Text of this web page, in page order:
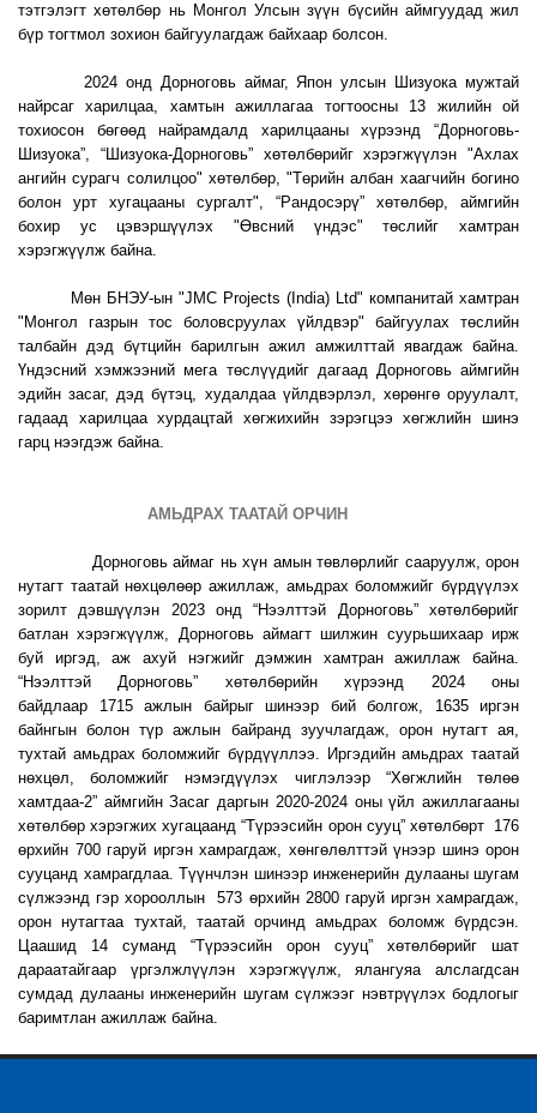
тэтгэлэгт хөтөлбөр нь Монгол Улсын зүүн бүсийн аймгуудад жил
бүр тогтмол зохион байгуулагдаж байхаар болсон.
2024 онд Дорноговь аймаг, Япон улсын Шизуока мужтай
найрсаг харилцаа, хамтын ажиллагаа тогтоосны 13 жилийн ой
тохиосон бөгөөд найрамдалд харилцааны хүрээнд “Дорноговь-
Шизуока”, “Шизуока-Дорноговь” хөтөлбөрийг хэрэгжүүлэн "Ахлах
ангийн сурагч солилцоо" хөтөлбөр, "Төрийн албан хаагчийн богино
болон урт хугацааны сургалт", “Рандосэрү” хөтөлбөр, аймгийн
бохир ус цэвэршүүлэх "Өвсний үндэс" төслийг хамтран
хэрэгжүүлж байна.
Мөн БНЭУ-ын "JMC Projects (India) Ltd" компанитай хамтран
"Монгол газрын тос боловсруулах үйлдвэр" байгуулах төслийн
талбайн дэд бүтцийн барилгын ажил амжилттай явагдаж байна.
Үндэсний хэмжээний мега төслүүдийг дагаад Дорноговь аймгийн
эдийн засаг, дэд бүтэц, худалдаа үйлдвэрлэл, хөрөнгө оруулалт,
гадаад харилцаа хурдацтай хөгжихийн зэрэгцээ хөгжлийн шинэ
гарц нээгдэж байна.
АМЬДРАХ ТААТАЙ ОРЧИН
Дорноговь аймаг нь хүн амын төвлөрлийг сааруулж, орон
нутагт таатай нөхцөлөөр ажиллаж, амьдрах боломжийг бүрдүүлэх
зорилт дэвшүүлэн 2023 онд “Нээлттэй Дорноговь” хөтөлбөрийг
батлан хэрэгжүүлж, Дорноговь аймагт шилжин суурьшихаар ирж
буй иргэд, аж ахуй нэгжийг дэмжин хамтран ажиллаж байна.
“Нээлттэй Дорноговь” хөтөлбөрийн хүрээнд 2024 оны
байдлаар 1715 ажлын байрыг шинээр бий болгож, 1635 иргэн
байнгын болон түр ажлын байранд зуучлагдаж, орон нутагт ая,
тухтай амьдрах боломжийг бүрдүүллээ. Иргэдийн амьдрах таатай
нөхцөл, боломжийг нэмэгдүүлэх чиглэлээр “Хөгжлийн төлөө
хамтдаа-2” аймгийн Засаг даргын 2020-2024 оны үйл ажиллагааны
хөтөлбөр хэрэгжих хугацаанд “Түрээсийн орон сууц” хөтөлбөрт 176
өрхийн 700 гаруй иргэн хамрагдаж, хөнгөлөлттэй үнээр шинэ орон
сууцанд хамрагдлаа. Түүнчлэн шинээр инженерийн дулааны шугам
сүлжээнд гэр хорооллын 573 өрхийн 2800 гаруй иргэн хамрагдаж,
орон нутагтаа тухтай, таатай орчинд амьдрах боломж бүрдсэн.
Цаашид 14 суманд “Түрээсийн орон сууц” хөтөлбөрийг шат
дараатайгаар үргэлжлүүлэн хэрэгжүүлж, ялангуяа алслагдсан
сумдад дулааны инженерийн шугам сүлжээг нэвтрүүлэх бодлогыг
баримтлан ажиллаж байна.